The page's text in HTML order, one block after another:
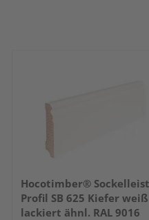
Hocotimber®
Profil SB 625 Kiefer weiß
lackiert ähnl. RAL 9016